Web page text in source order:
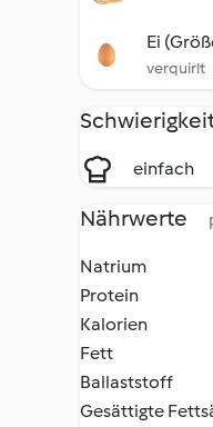
Ei
verquirlt
einfach
Nährwerte
Natrium
Protein
Kalorien
Fett
Ballaststoff
Gesättigte